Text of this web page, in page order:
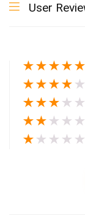
User
★★★★★
★★★★ ★
★★★ ★ ★
★★ ★ ★ ★
★ ★ ★ ★ ★